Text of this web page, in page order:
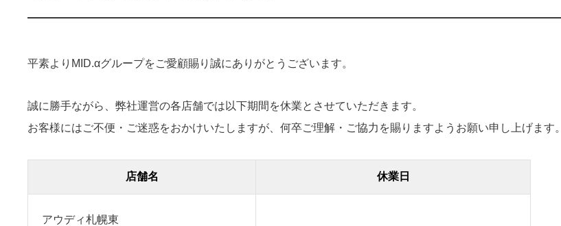
平素よりMID.αグループをご愛顧賜り誠にありがとうございます。
誠に勝手ながら、弊社運営の各店舗では以下期間を休業とさせていただきます。
お客様にはご不便・ご迷惑をおかけいたしますが、何卒ご理解・ご協力を賜りますようお願い申し上げます。
店舗名 休業日
アウディ札幌東